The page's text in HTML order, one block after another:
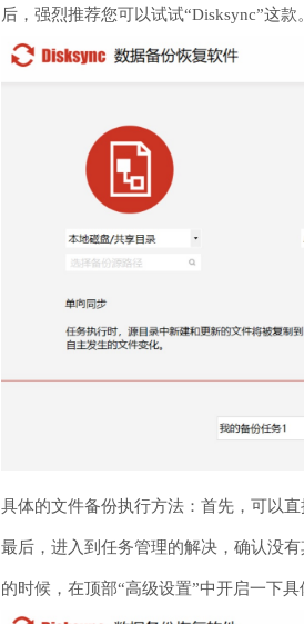
后，强烈推荐您可以试试“Disksync”这款
具体的文件备份执行方法：首先，可以
最后，进入到任务管理的解决，确认没
的时候，在顶部“高级设置”中开启一下